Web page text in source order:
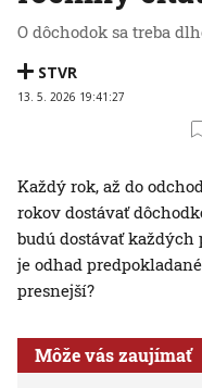
O dôchodok sa treba
STVR
13. 5. 2026 19:41:27
Každý rok, až do
rokov dostávať
budú dostávať
je odhad
presnejší?
Môže vás zaujímať